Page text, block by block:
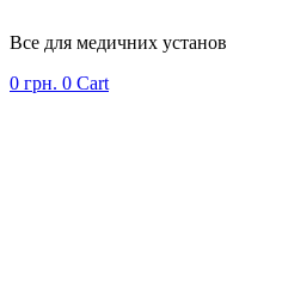
Все для медичних установ
0 грн. 0 Cart